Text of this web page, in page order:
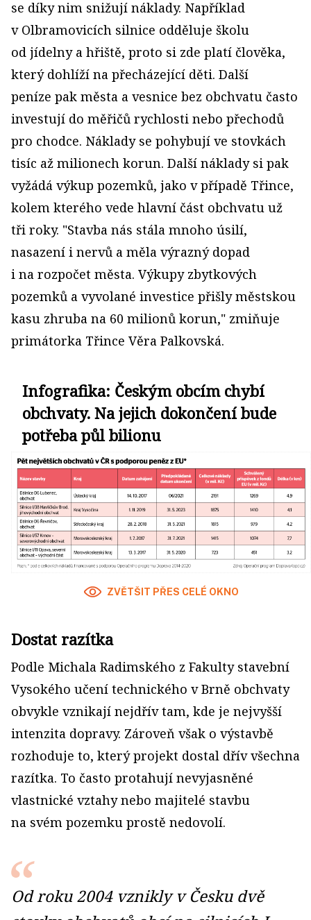
se díky nim snižují náklady. Například
v Olbramovicích silnice odděluje školu
od jídelny a hřiště, proto si zde platí člověka,
který dohlíží na přecházející děti. Další
peníze pak města a vesnice bez obchvatu často
investují do měřičů rychlosti nebo přechodů
pro chodce. Náklady se pohybují ve stovkách
tisíc až milionech korun. Další náklady si pak
vyžádá výkup pozemků, jako v případě Třince,
kolem kterého vede hlavní část obchvatu už
tři roky. "Stavba nás stála mnoho úsilí,
nasazení i nervů a měla výrazný dopad
i na rozpočet města. Výkupy zbytkových
pozemků a vyvolané investice přišly městskou
kasu zhruba na 60 milionů korun," zmiňuje
primátorka Třince Věra Palkovská.
Infografika: Českým obcím chybí
obchvaty. Na jejich dokončení bude
potřeba půl bilionu
ZVĚTŠIT PŘES CELÉ OKNO
Dostat razítka
Podle Michala Radimského z Fakulty stavební
Vysokého učení technického v Brně obchvaty
obvykle vznikají nejdřív tam, kde je nejvyšší
intenzita dopravy. Zároveň však o výstavbě
rozhoduje to, který projekt dostal dřív všechna
razítka. To často protahují nevyjasněné
vlastnické vztahy nebo majitelé stavbu
na svém pozemku prostě nedovolí.
Od roku 2004 vznikly v Česku dvě